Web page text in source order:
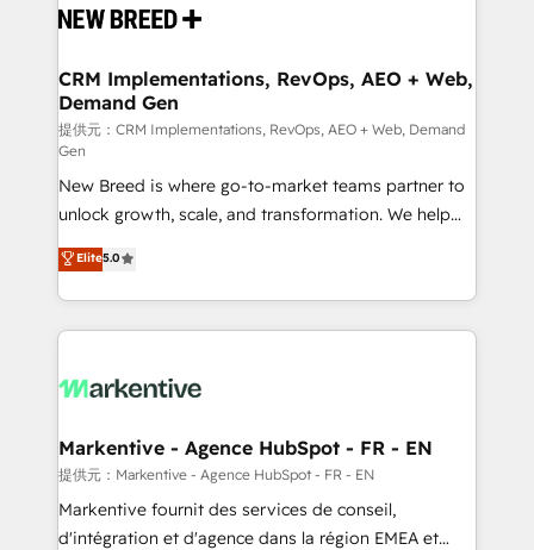
革を、構想から実装・定着までPMOとして主導。「設
の統合・浸透・変革管理を実行します。 ▸ CMS戦略設
計・構築：リード獲得・CVR・SEOを前提にした情報設
計・導線設計・テンプレート設計をContent Hubで一体
提供。 ▸ 既存CRM・MAからの移行支援：Salesforce・
Marketo・Pardot等からの移行、カスタム設計、履歴
データ移行と活用設計まで。 ▸ AEO対応：ChatGPT・
ンツとサイト構造を最適化。 🏆 なぜ100incを選ぶの
か？ ✓ HubSpot Eliteパートナー認定 ✓ HubSpotアワ
ード受賞・HUGリーダー ✓ ISO27001:2022 /
HubSpot大百科 出版 CRM・AI活用に関するご相談、現
せください。
and system integrations powered by Globalia’s
trainers to drive platform adoption. 📈 Revenue
Generation - Full-funnel marketing and high-
performance advertising via Point Success Media. -
Expert deployment of Breeze AI and custom agents
to automate growth. 🏆 Elite Excellence - 8 platform
accreditations and deep HIPAA-compliance
expertise. - A team of 250+ experts dedicated to
your resilient growth.
CRM Implementations, RevOps, AEO + Web,
Demand Gen
提供元：CRM Implementations, RevOps, AEO + Web, Demand
Gen
New Breed is where go-to-market teams partner to
unlock growth, scale, and transformation. We help
companies activate HubSpot’s AI-powered
customer platform and operationalize HubSpot’s
Loop Marketing framework through expert-led
services, smart agents, and purpose-built apps,
results, fast. ⚙️CRM & RevOps: Align all Hubs to your
🎯Demand Gen & ABM: Drive pipeline with inbound,
ABM, AEO, SEO, & paid media. 👩‍💻Web Design:
Build high-performing websites with UX, messaging,
& conversion strategy that drive results. 🤖AI
Elite5.0
Markentive - Agence HubSpot - FR - EN
提供元：Markentive - Agence HubSpot - FR - EN
Markentive fournit des services de conseil,
d'intégration et d'agence dans la région EMEA et